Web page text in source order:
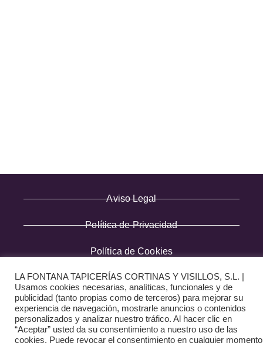
Aviso Legal
Política de Privacidad
Política de Cookies
Diseño web: The Digital Zone
LA FONTANA TAPICERÍAS CORTINAS Y VISILLOS, S.L. |
Usamos cookies necesarias, analíticas, funcionales y de
publicidad (tanto propias como de terceros) para mejorar su
experiencia de navegación, mostrarle anuncios o contenidos
personalizados y analizar nuestro tráfico. Al hacer clic en
“Aceptar” usted da su consentimiento a nuestro uso de las
cookies. Puede revocar el consentimiento en cualquier momento